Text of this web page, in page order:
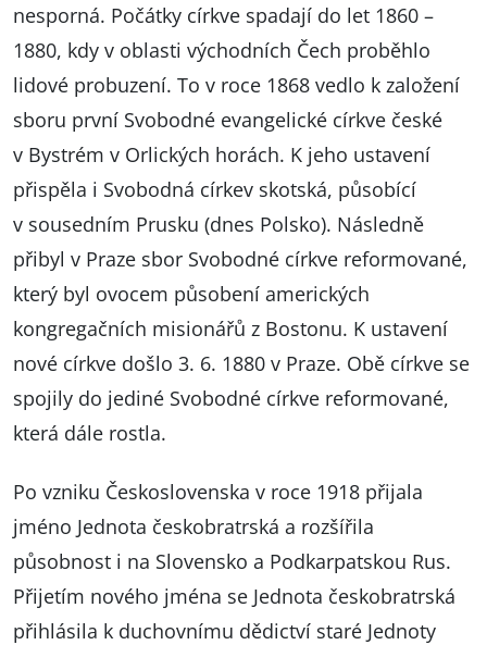
nesporná. Počátky církve spadají do let 1860 –
1880, kdy v oblasti východních Čech proběhlo
lidové probuzení. To v roce 1868 vedlo k založení
sboru první Svobodné evangelické církve české
v Bystrém v Orlických horách. K jeho ustavení
přispěla i Svobodná církev skotská, působící
v sousedním Prusku (dnes Polsko). Následně
přibyl v Praze sbor Svobodné církve reformované,
který byl ovocem působení amerických
kongregačních misionářů z Bostonu. K ustavení
nové církve došlo 3. 6. 1880 v Praze. Obě církve se
spojily do jediné Svobodné církve reformované,
která dále rostla.
Po vzniku Československa v roce 1918 přijala
jméno Jednota českobratrská a rozšířila
působnost i na Slovensko a Podkarpatskou Rus.
Přijetím nového jména se Jednota českobratrská
přihlásila k duchovnímu dědictví staré Jednoty